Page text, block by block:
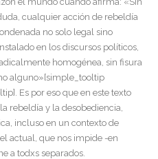
cualquier acción de rebeldía
no solo legal sino
en los discursos políticos,
homogénea, sin fisura
alguno»[simple_tooltip
Es por eso que en este texto
rebeldía y la desobediencia,
incluso en un contexto de
actual, que nos impide -en
a todxs separados.